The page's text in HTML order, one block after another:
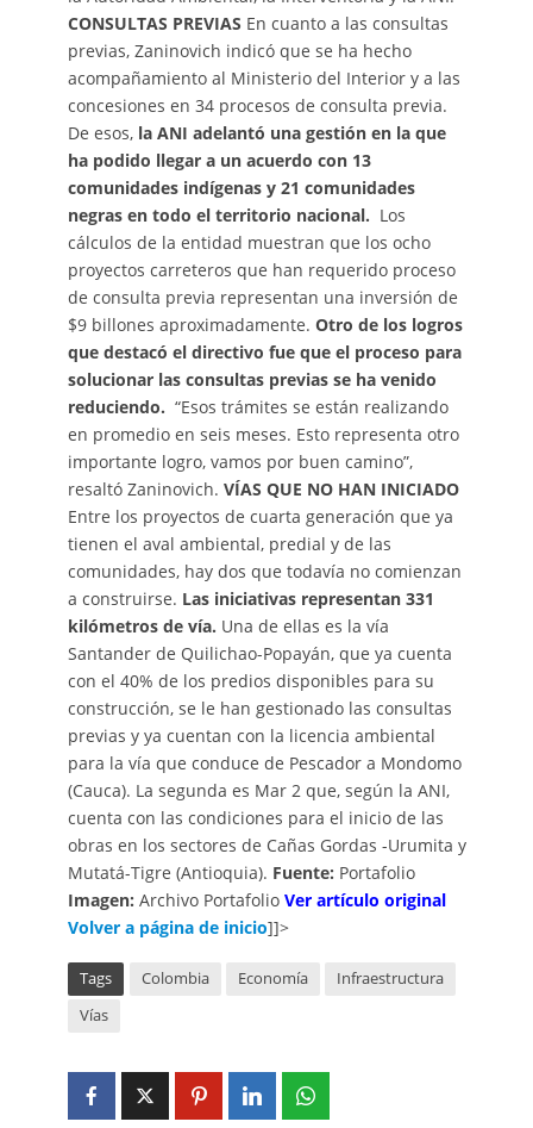
CONSULTAS PREVIAS En cuanto a las consultas
previas, Zaninovich indicó que se ha hecho
acompañamiento al Ministerio del Interior y a las
concesiones en 34 procesos de consulta previa.
De esos,la ANI adelantó una gestión en la que
ha podido llegar a un acuerdo con 13
comunidades indígenas y 21 comunidades
negras en todo el territorio nacional. Los
cálculos de la entidad muestran que los ocho
proyectos carreteros que han requerido proceso
de consulta previa representan una inversión de
$9 billones aproximadamente. Otro de los logros
que destacó el directivo fue que el proceso para
solucionar las consultas previas se ha venido
reduciendo. “Esos trámites se están realizando
en promedio en seis meses. Esto representa otro
importante logro, vamos por buen camino”,
resaltó Zaninovich. VÍAS QUE NO HAN INICIADO
Entre los proyectos de cuarta generación que ya
tienen el aval ambiental, predial y de las
comunidades, hay dos que todavía no comienzan
a construirse. Las iniciativas representan 331
kilómetros de vía. Una de ellas es la vía
Santander de Quilichao-Popayán, que ya cuenta
con el 40% de los predios disponibles para su
construcción, se le han gestionado las consultas
previas y ya cuentan con la licencia ambiental
para la vía que conduce de Pescador a Mondomo
(Cauca). La segunda es Mar 2 que, según la ANI,
cuenta con las condiciones para el inicio de las
obras en los sectores de Cañas Gordas -Urumita y
Mutatá-Tigre (Antioquia). Fuente: Portafolio
Imagen: Archivo Portafolio Ver artículo original
Volver a página de inicio]]>
Tags Colombia Economía
Infraestructura
Vías